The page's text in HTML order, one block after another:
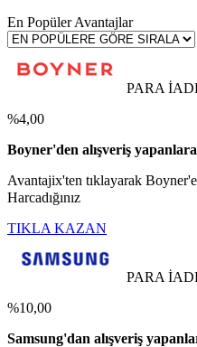
En Popüler Avantajlar
PARA
%4,00
Boyner'den alışveriş
Avantajix'ten tıklayarak
Harcadığınız
TIKLA KAZAN
PARA
%10,00
Samsung'dan alışveriş